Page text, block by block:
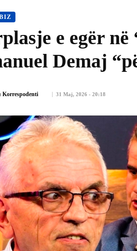
e egër
Demaj
31 Maj, 2026 - 20:18
Korrespodenti